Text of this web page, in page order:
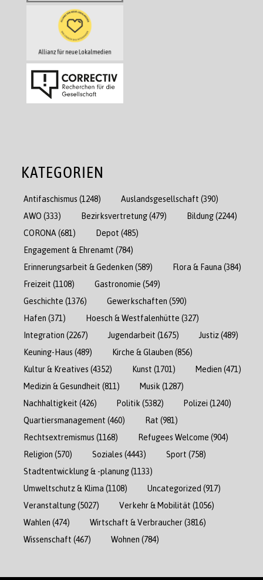
KATEGORIEN
Antifaschismus (1248) Auslandsgesellschaft (390)
AWO (333) Bezirksvertretung(479) Bildung(2244)
CORONA (681) Depot (485)
Engagement & Ehrenamt (784)
Erinnerungsarbeit & Gedenken (589) Flora & Fauna (384)
Freizeit (1108) Gastronomie (549)
Geschichte (1376) Gewerkschaften (590)
Hafen (371) Hoesch & Westfalenhütte (327)
Integration (2267) Jugendarbeit (1675) Justiz(489)
Keuning-Haus (489) Kirche & Glauben (856)
Kultur & Kreatives (4352) Kunst (1701) Medien (471)
Medizin & Gesundheit (811) Musik (1287)
Nachhaltigkeit (426) Politik (5382) Polizei (1240)
Quartiersmanagement (460) Rat (981)
Rechtsextremismus (1168) Refugees Welcome (904)
Religion (570) Soziales (4443) Sport (758)
Stadtentwicklung & -planung(1133)
Umweltschutz & Klima (1108) Uncategorized (917)
Veranstaltung(5027) Verkehr & Mobilität (1056)
Wahlen (474) Wirtschaft & Verbraucher(3816)
Wissenschaft (467) Wohnen (784)